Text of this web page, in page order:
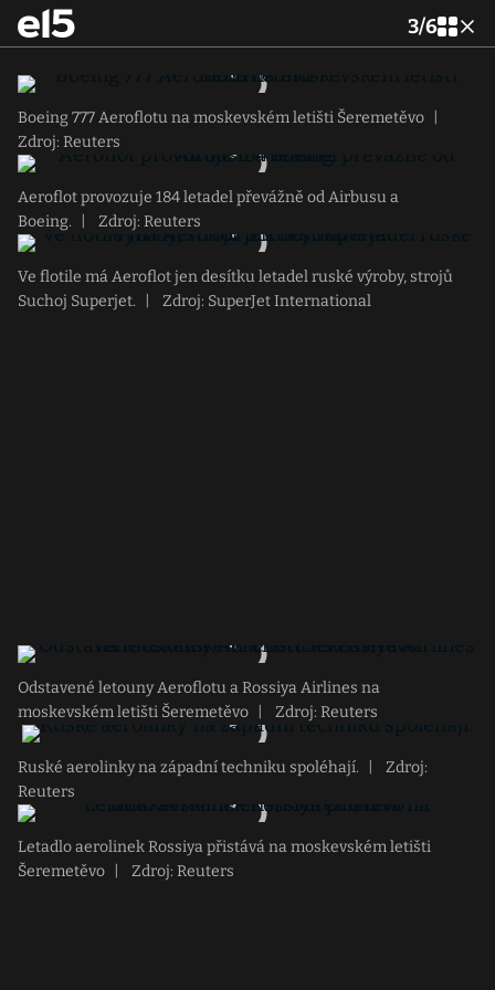
3/6
Boeing 777 Aeroflotu na moskevském letišti Šeremetěvo
Zdroj: Reuters
Aeroflot provozuje 184 letadel převážně od Airbusu a
Boeing.
Zdroj: Reuters
Ve flotile má Aeroflot jen desítku letadel ruské výroby, strojů
Suchoj Superjet.
Zdroj: SuperJet International
Odstavené letouny Aeroflotu a Rossiya Airlines na
moskevském letišti Šeremetěvo
Zdroj: Reuters
Ruské aerolinky na západní techniku spoléhají.
Zdroj:
Reuters
Letadlo aerolinek Rossiya přistává na moskevském letišti
Šeremetěvo
Zdroj: Reuters